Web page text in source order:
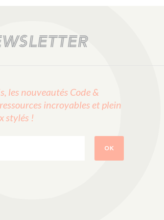
les nouveautés Code &
incroyables et plein
stylés !
OK